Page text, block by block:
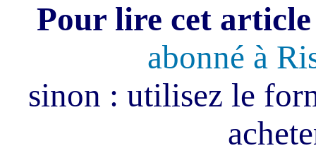
Pour lire cet
abonné à
sinon : utilisez le